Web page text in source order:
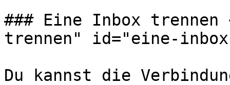
### Eine Inbox
trennen" id="eine-
Du kannst die